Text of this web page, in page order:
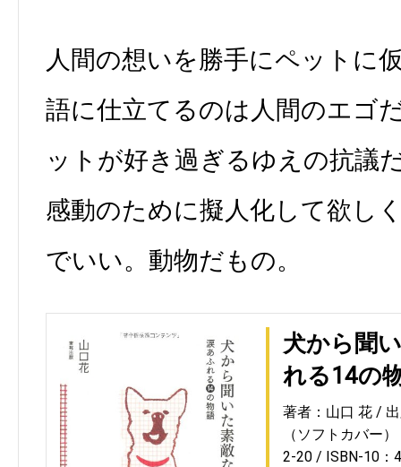
人間の想いを勝手にペットに
語に仕立てるのは人間のエゴ
ットが好き過ぎるゆえの抗議
感動のために擬人化して欲し
でいい。動物だもの。
犬から聞
れる14の
著者：山口 花
（ソフトカバー
2-20
ISBN-10：